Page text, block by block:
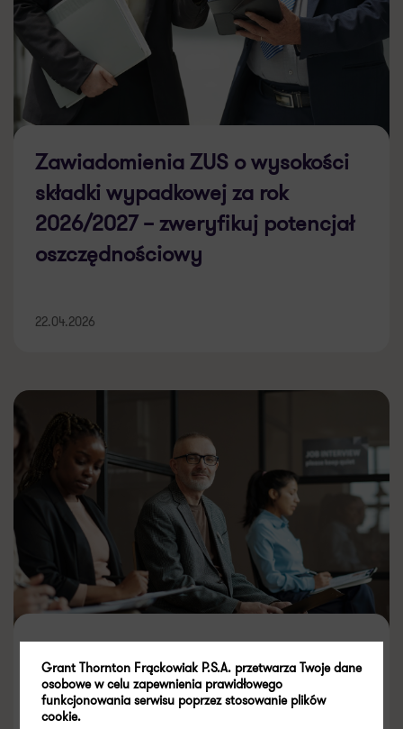
Zawiadomienia ZUS o wysokości
składki wypadkowej za rok
2026/2027 – zweryfikuj potencjał
oszczędnościowy
22.04.2026
Reforma PIP 2026 –
podsumowanie zmian
Grant Thornton Frąckowiak P.S.A. przetwarza Twoje dane
osobowe w celu zapewnienia prawidłowego
funkcjonowania serwisu poprzez stosowanie plików
cookie.